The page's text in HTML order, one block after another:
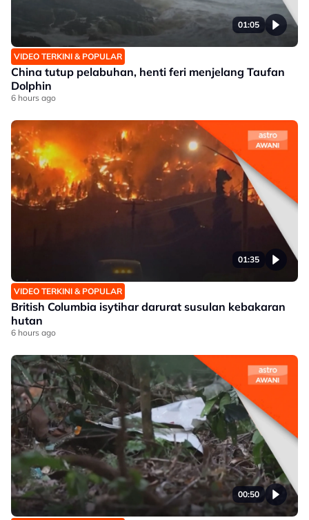
01:05
VIDEO TERKINI & POPULAR
China tutup pelabuhan, henti feri menjelang Taufan
Dolphin
6 hours ago
01:35
VIDEO TERKINI & POPULAR
British Columbia isytihar darurat susulan kebakaran
hutan
6 hours ago
00:50